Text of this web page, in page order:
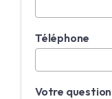
Téléphone
Votre question